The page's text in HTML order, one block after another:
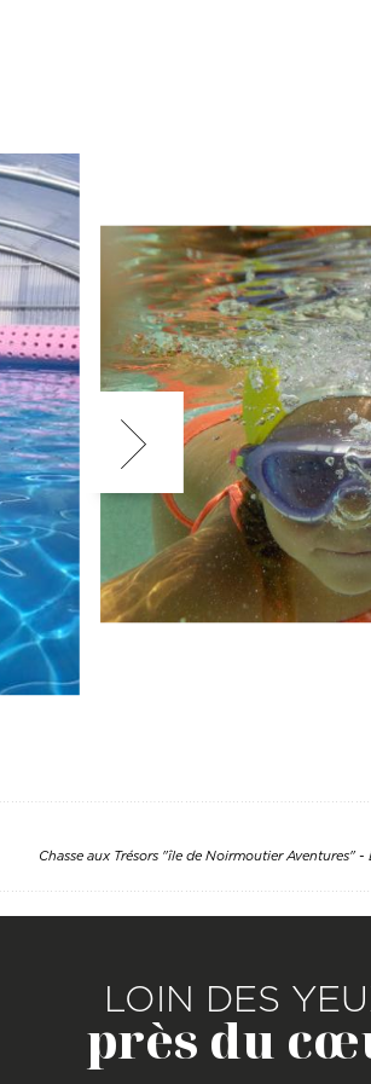
Chasse aux Trésors "île de Noirmoutier Aventures" -
LOIN DES
près du